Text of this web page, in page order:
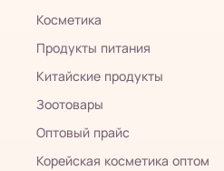
Косметика
Продукты питания
Китайские продукты
Зоотовары
Оптовый прайс
Корейская косметика оптом